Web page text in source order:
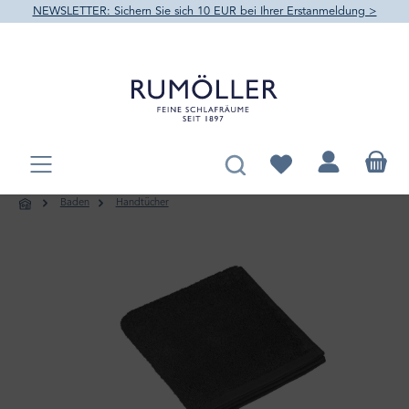
springen
NEWSLETTER: Sichern Sie sich 10 EUR bei Ihrer Erstanmeldung >
Du hast 0 Produkte
Baden Handtücher